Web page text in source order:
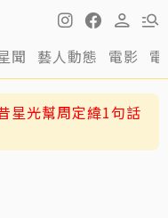
聞 藝人動態 電影